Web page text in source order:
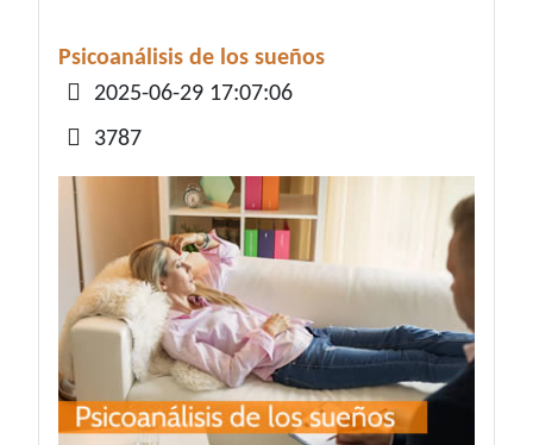
Psicoanálisis de los sueños
Detalles
2025-06-29 17:07:06
3787